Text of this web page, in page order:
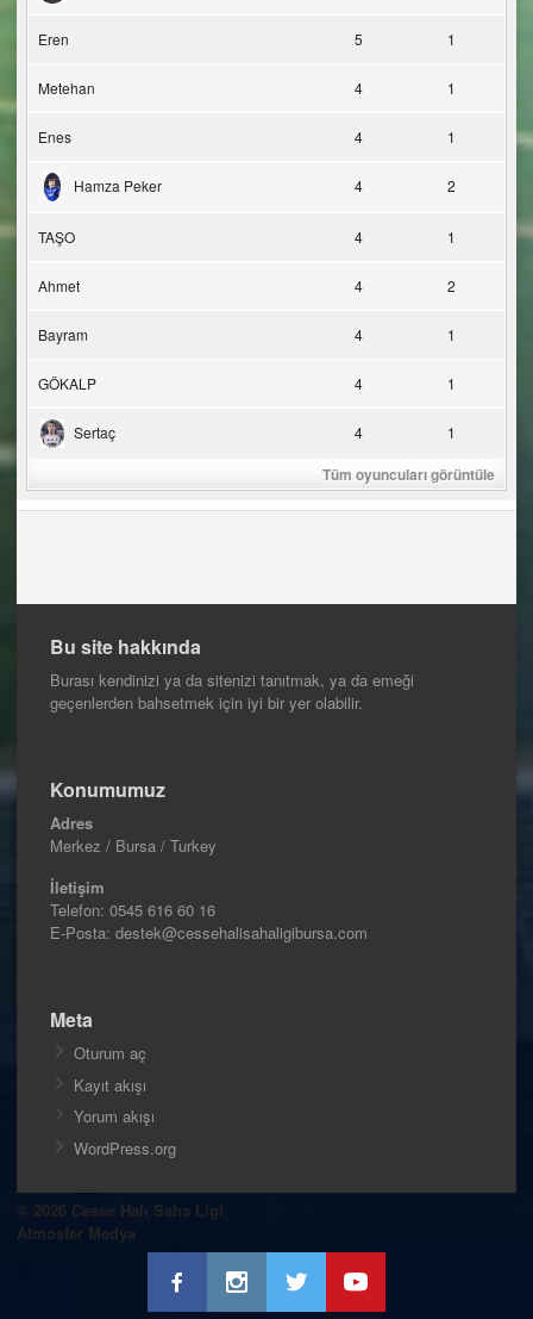
Eren 5 1
Metehan 4 1
Enes 4 1
Hamza Peker 4 2
TAŞO 4 1
Ahmet 4 2
Bayram 4 1
GÖKALP 4 1
Sertaç 4 1
Tüm oyuncuları görüntüle
Bu site hakkında
Burası kendinizi ya da sitenizi tanıtmak, ya da emeği
geçenlerden bahsetmek için iyi bir yer olabilir.
Konumumuz
Adres
Merkez / Bursa / Turkey
İletişim
Telefon: 0545 616 60 16
E-Posta: destek@cessehalisahaligibursa.com
Meta
Oturum aç
Kayıt akışı
Yorum akışı
WordPress.org
© 2026 Cesse Halı Saha Ligi
Atmosfer Medya